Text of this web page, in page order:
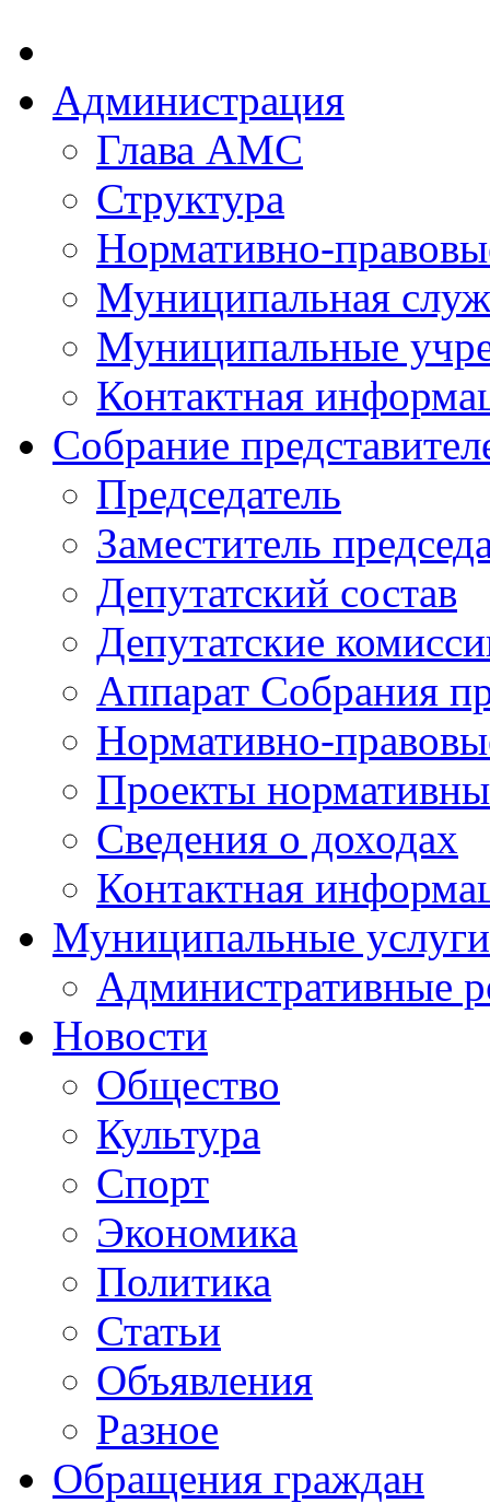
Администрация
Глава АМС
Структура
Нормативно-
Муниципальная
Муниципальные
Контактная
Собрание
Председатель
Заместитель
Депутатский состав
Депутатские
Аппарат Собрания
Нормативно-
Проекты
Сведения о доходах
Контактная
Муниципальные услуги
Административные
Новости
Общество
Культура
Спорт
Экономика
Политика
Статьи
Объявления
Разное
Обращения граждан